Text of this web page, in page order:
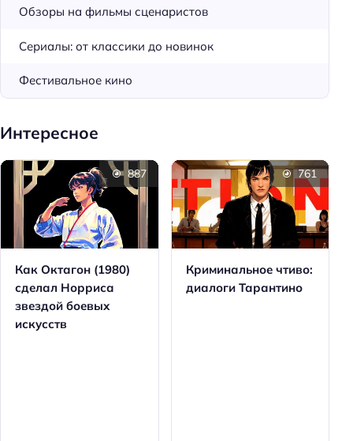
Обзоры на фильмы сценаристов
Сериалы: от классики до новинок
Фестивальное кино
Интересное
Как Октагон (1980)
сделал Норриса
звездой боевых
искусств
887
Криминальное чтиво:
диалоги Тарантино
761